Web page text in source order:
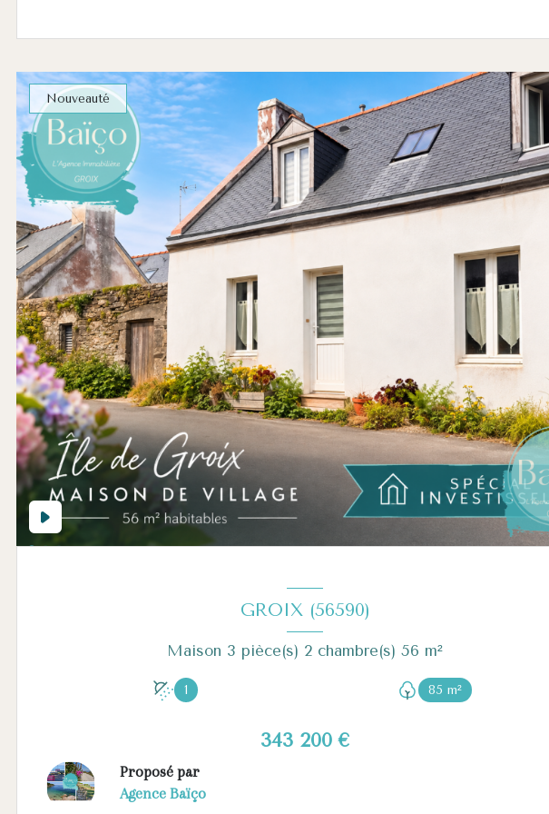
Nouveauté
GROIX (56590)
Maison 3 pièce(s) 2 chambre(s) 56 m²
1 85 m²
343 200 €
Proposé par
Agence Baïço